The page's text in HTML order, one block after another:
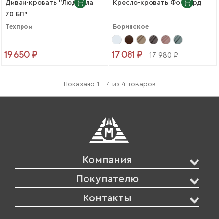
Диван-кровать "Людмила
70 БП"
Техпром
19 650 ₽
Кресло-кровать Форвард
Боринское
17 081 ₽ 17 980 ₽
Показано 1 - 4 из 4 товаров
Компания
Покупателю
Контакты